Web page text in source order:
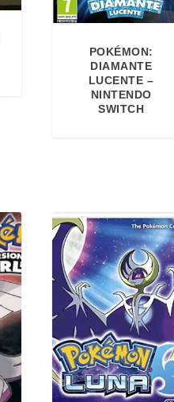
POKÉMON:
DIAMANTE
LUCENTE –
NINTENDO
SWITCH